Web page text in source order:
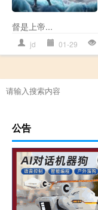
督是上帝...
jd 01-29
公告